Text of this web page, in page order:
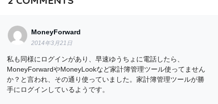
MoneyForward
2014年3月21日
私も同様にログインがあり、早速ゆうちょに電話したら、
MoneyForwardやMoneyLookなど家計簿管理ツール使ってません
か？と言われ、その通り使っていました。家計簿管理ツールが勝
手にログインしているようです。